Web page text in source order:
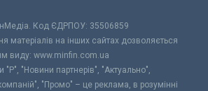
Код ЄДРПОУ: 35506859
матеріалів на інших сайтах дозволяється
виду: www.minfin.com.ua
"Р", "Новини партнерів", "Актуально",
"Промо" – це реклама, в розумінні